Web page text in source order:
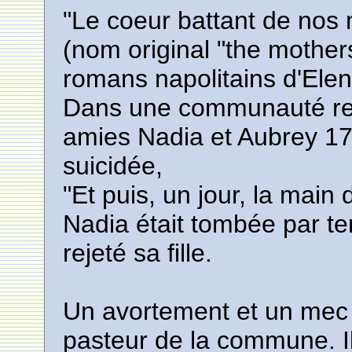
"Le coeur battant de nos
(nom original "the
romans napolitains
Dans une communauté
amies Nadia et Aubrey
suicidée,
"Et puis, un jour, la main
Nadia était tombée par
rejeté sa fille.
Un avortement et un
pasteur de la commune.